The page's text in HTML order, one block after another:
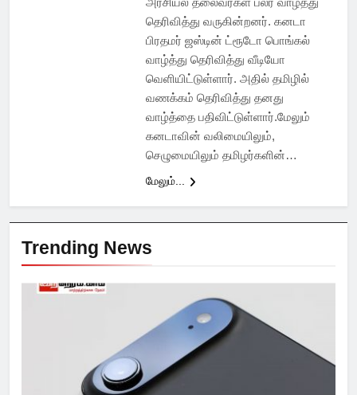
தெரிவித்து வருகின்றனர். கனடா
பிரதமர் ஜஸ்டின் ட்ரூடோ பொங்கல்
வாழ்த்து தெரிவித்து வீடியோ
வெளியிட்டுள்ளார். அதில் தமிழில்
வணக்கம் தெரிவித்து தனது
வாழ்த்தை பதிவிட்டுள்ளார்.மேலும்
கனடாவின் வலிமையிலும்,
செழுமையிலும் தமிழர்களின்…
மேலும்...
Trending News